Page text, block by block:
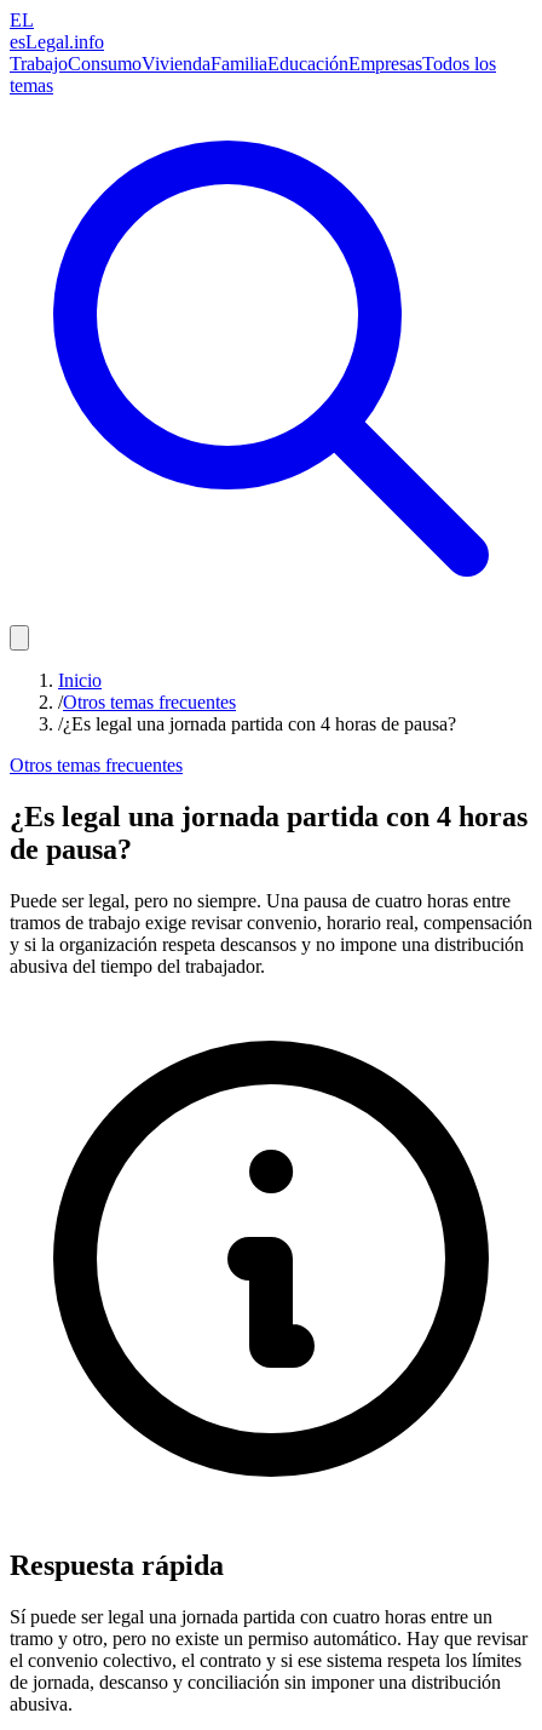
EL
esLegal.info
TrabajoConsumoViviendaFamiliaEducaciónEmpresasTodos los
temas
Inicio
/Otros temas frecuentes
/¿Es legal una jornada partida con 4 horas de pausa?
Otros temas frecuentes
¿Es legal una jornada partida con 4 horas
de pausa?
Puede ser legal, pero no siempre. Una pausa de cuatro horas entre
tramos de trabajo exige revisar convenio, horario real, compensación
y si la organización respeta descansos y no impone una distribución
abusiva del tiempo del trabajador.
Respuesta rápida
Sí puede ser legal una jornada partida con cuatro horas entre un
tramo y otro, pero no existe un permiso automático. Hay que revisar
el convenio colectivo, el contrato y si ese sistema respeta los límites
de jornada, descanso y conciliación sin imponer una distribución
abusiva.